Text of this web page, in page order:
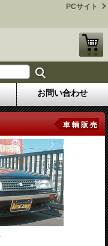
PCサイト
お問い合わせ
車 輌 販 売